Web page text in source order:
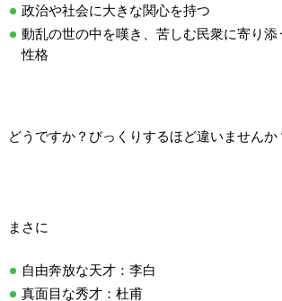
政治や社会に大きな関心を持つ
動乱の世の中を嘆き、苦しむ民衆に寄り添
性格
どうですか？びっくりするほど違いませんか
まさに
自由奔放な天才：李白
真面目な秀才：杜甫